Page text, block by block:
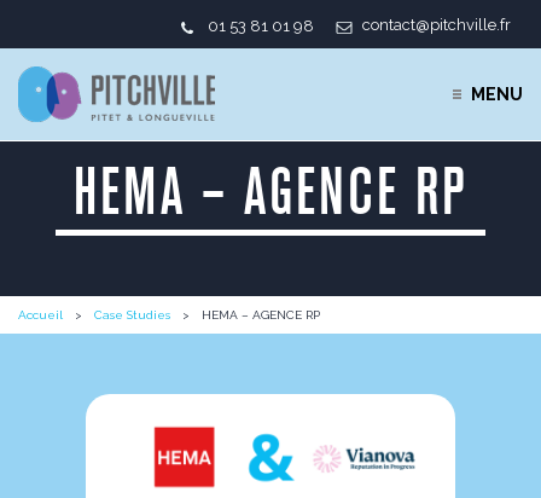
01 53 81 01 98 contact@pitchville.fr
MENU
HEMA – AGENCE RP
Accueil Case Studies HEMA – AGENCE RP